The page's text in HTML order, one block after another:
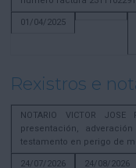
01/04/2025
Rexistros e
NOTARIO VICTOR
presentación,
testamento en perigo de
24/07/2026
24/08/2026